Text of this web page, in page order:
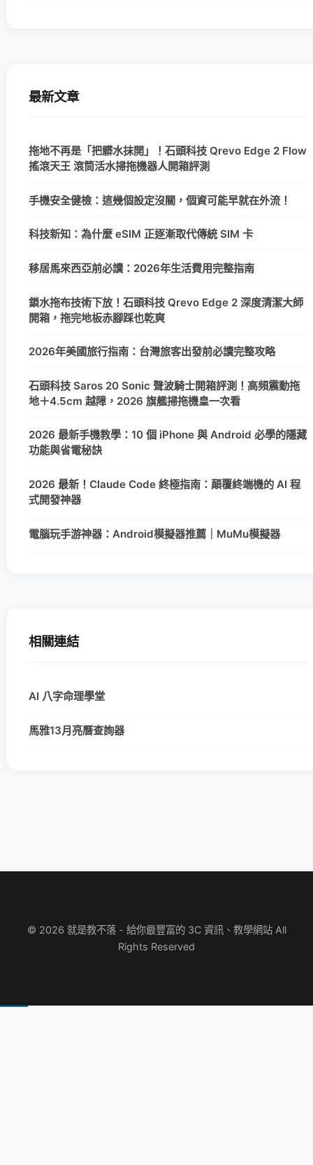
最新文章
拖地不再是「把髒水抹開」！石頭科技 Qrevo Edge 2 Flow
搖滾天王 滾筒活水掃拖機器人開箱評測
手機安全健檢：這幾個設定沒關，個資可能早就在外流！
科技新知：為什麼 eSIM 正逐漸取代傳統 SIM 卡
移居馬來西亞前必讀：2026年生活費用完整指南
鎖水拖布技術下放！石頭科技 Qrevo Edge 2 深度清潔大師
開箱，拖完地板赤腳踩也乾爽
2026年美國旅行指南：台灣旅客出發前必讀完整攻略
石頭科技 Saros 20 Sonic 聲波騎士開箱評測！高頻震動拖
地＋4.5cm 越障，2026 旗艦掃拖機皇一次看
2026 最新手機教學：10 個 iPhone 與 Android 必學的隱藏
功能與省電秘訣
2026 最新！Claude Code 終極指南：顛覆終端機的 AI 程
式開發神器
電腦玩手游神器：Android模擬器推薦｜MuMu模擬器
相關連結
AI 八字命理學堂
馬雅13月亮曆查詢器
© 2026 就是教不落 - 給你最豐富的 3C 資訊、教學網站 All
Rights Reserved